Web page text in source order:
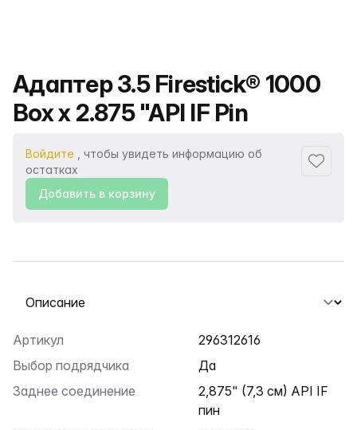
Название продукта
Адаптер 3.5 Firestick® 1000
Box x 2.875 "API IF Pin
Войдите , чтобы увидеть информацию об
остатках
Добавить в корзину
Выберите вкладку
Артикул
296312616
Выбор подрядчика
Да
Заднее соединение
2,875" (7,3 см) API IF
пин